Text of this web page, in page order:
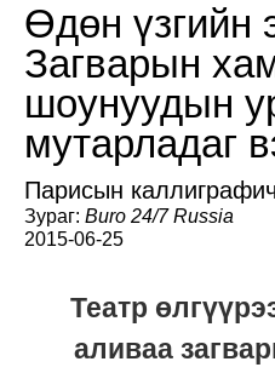
Өдөн үзгийн
Загварын
шоунуудын
мутарладаг
Парисын
Зураг: Buro 24/7 Russia
2015-06-25
Театр
аливаа